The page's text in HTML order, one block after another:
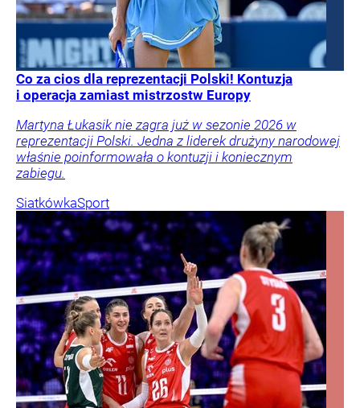
Co za cios dla reprezentacji Polski! Kontuzja
i operacja zamiast mistrzostw Europy
Martyna Łukasik nie zagra już w sezonie 2026 w
reprezentacji Polski. Jedna z liderek drużyny narodowej
właśnie poinformowała o kontuzji i koniecznym
zabiegu.
SiatkówkaSport